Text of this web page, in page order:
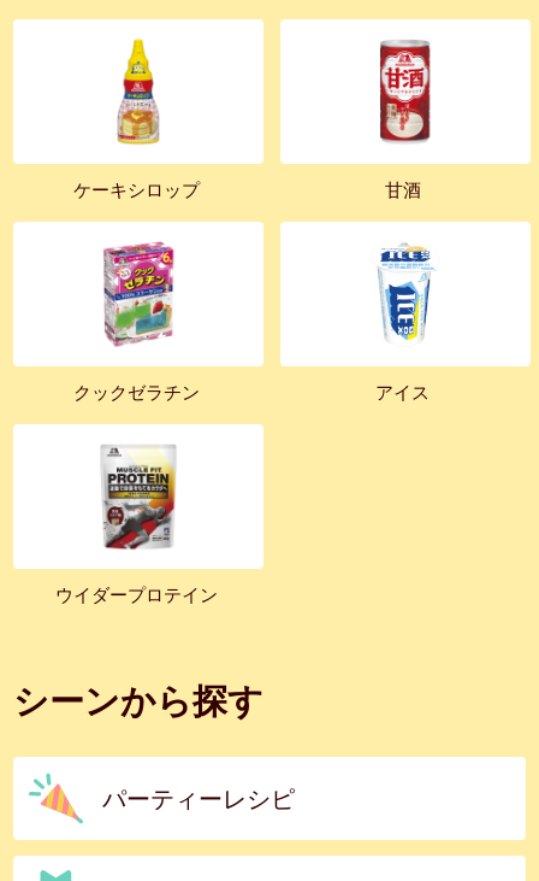
ケーキシロップ 甘酒
クックゼラチン アイス
ウイダープロテイン
シーンから探す
パーティーレシピ